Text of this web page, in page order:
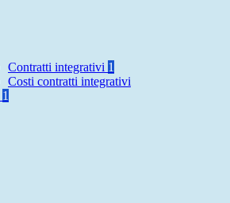
Contratti integrativi 1
Costi contratti integrativi
1